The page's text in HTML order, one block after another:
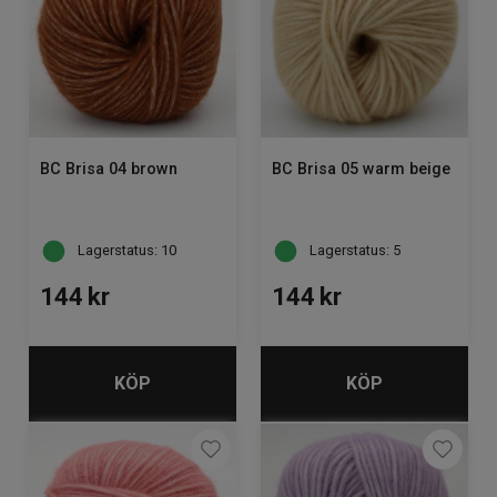
BC Brisa 04 brown
Lagerstatus: 10
144 kr
KÖP
BC Brisa 05 warm beige
Lagerstatus: 5
144 kr
KÖP